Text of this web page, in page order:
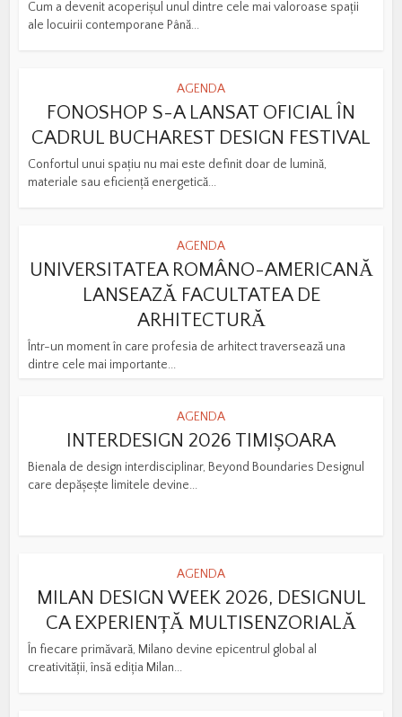
Cum a devenit acoperișul unul dintre cele mai valoroase spații
ale locuirii contemporane Până...
AGENDA
FONOSHOP S-A LANSAT OFICIAL ÎN
CADRUL BUCHAREST DESIGN FESTIVAL
Confortul unui spațiu nu mai este definit doar de lumină,
materiale sau eficiență energetică...
AGENDA
UNIVERSITATEA ROMÂNO-AMERICANĂ
LANSEAZĂ FACULTATEA DE
ARHITECTURĂ
Într-un moment în care profesia de arhitect traversează una
dintre cele mai importante...
AGENDA
INTERDESIGN 2026 TIMIȘOARA
Bienala de design interdisciplinar, Beyond Boundaries Designul
care depășește limitele devine...
AGENDA
MILAN DESIGN WEEK 2026, DESIGNUL
CA EXPERIENȚĂ MULTISENZORIALĂ
În fiecare primăvară, Milano devine epicentrul global al
creativității, însă ediția Milan...